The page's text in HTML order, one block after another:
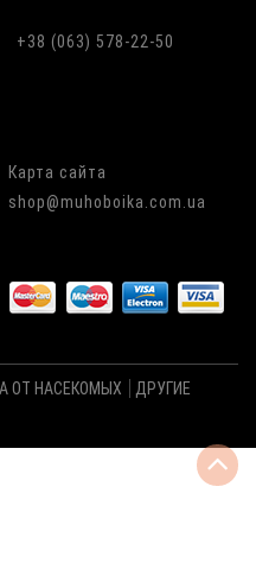
+38 (063) 578-22-50
Карта сайта
shop@muhoboika.com.ua
ОТ НАСЕКОМЫХ
ДРУГИЕ